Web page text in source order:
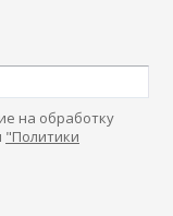
на обработку
"Политики